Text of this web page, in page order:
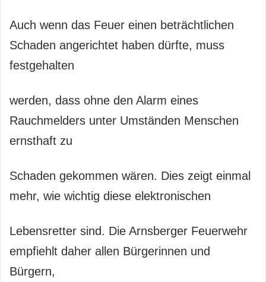
Auch wenn das Feuer einen beträchtlichen
Schaden angerichtet haben dürfte, muss
festgehalten
werden, dass ohne den Alarm eines
Rauchmelders unter Umständen Menschen
ernsthaft zu
Schaden gekommen wären. Dies zeigt einmal
mehr, wie wichtig diese elektronischen
Lebensretter sind. Die Arnsberger Feuerwehr
empfiehlt daher allen Bürgerinnen und
Bürgern,